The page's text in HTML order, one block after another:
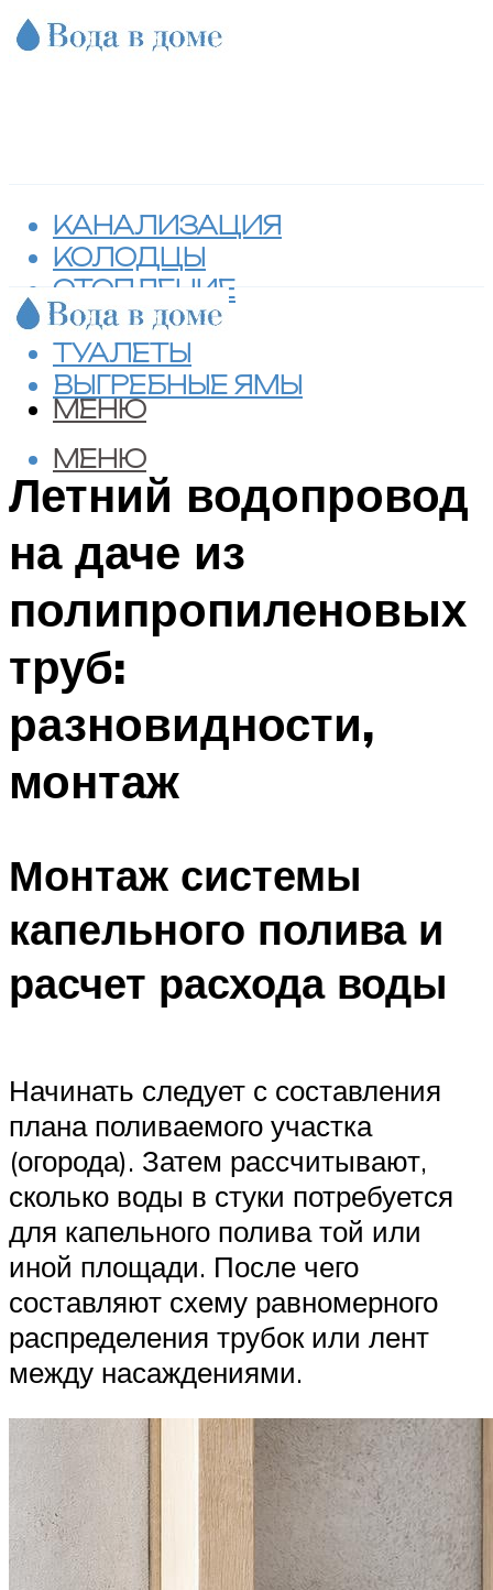
КАНАЛИЗАЦИЯ
КОЛОДЦЫ
ОТОПЛЕНИЕ
СЕПТИКИ
ТУАЛЕТЫ
ВЫГРЕБНЫЕ ЯМЫ
МЕНЮ
МЕНЮ
Летний водопровод
на даче из
полипропиленовых
труб:
разновидности,
монтаж
Монтаж системы
капельного полива и
расчет расхода воды
Начинать следует с составления
плана поливаемого участка
(огорода). Затем рассчитывают,
сколько воды в стуки потребуется
для капельного полива той или
иной площади. После чего
составляют схему равномерного
распределения трубок или лент
между насаждениями.